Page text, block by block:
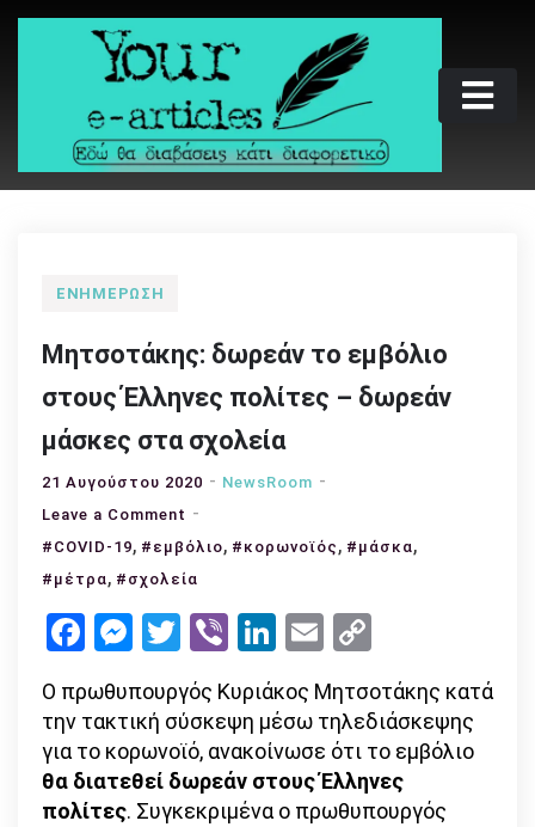
Skip
Your e-articles
Εδώ θα διαβάσεις κάτι διαφορετικό
ΕΝΗΜΈΡΩΣΗ
Μητσοτάκης: δωρεάν το εμβόλιο
στους Έλληνες πολίτες – δωρεάν
μάσκες στα σχολεία
21 Αυγούστου 2020
NewsRoom
Leave a Comment on
Μητσοτάκης:
εμβόλιο
Έλληνες
πολίτες
–
δωρεάν
μάσκες
#COVID-19, #εμβόλιο, #κορωνοϊός , #μάσκα,
#μέτρα, #σχολεία
Facebook
Messenger
Twitter
ViberLinkedIn
Email
Link
Ο πρωθυπουργός Κυριάκος Μητσοτάκης κατά
την τακτική σύσκεψη μέσω τηλεδιάσκεψης
για το κορωνοϊό, ανακοίνωσε ότι το εμβόλιο
θα διατεθεί δωρεάν στους Έλληνες
πολίτες. Συγκεκριμένα ο πρωθυπουργός